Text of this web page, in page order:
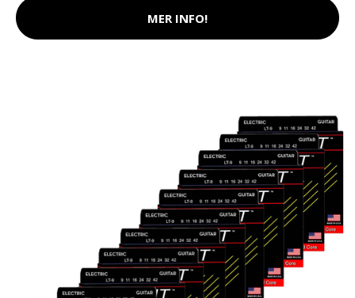
MER INFO!